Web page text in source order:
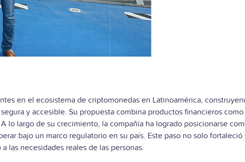
en el ecosistema de criptomonedas en Latinoamérica,
y accesible. Su propuesta combina productos financieros
A lo largo de su crecimiento, la compañía ha logrado posicionarse
bajo un marco regulatorio en su país. Este paso no solo
las necesidades reales de las personas.